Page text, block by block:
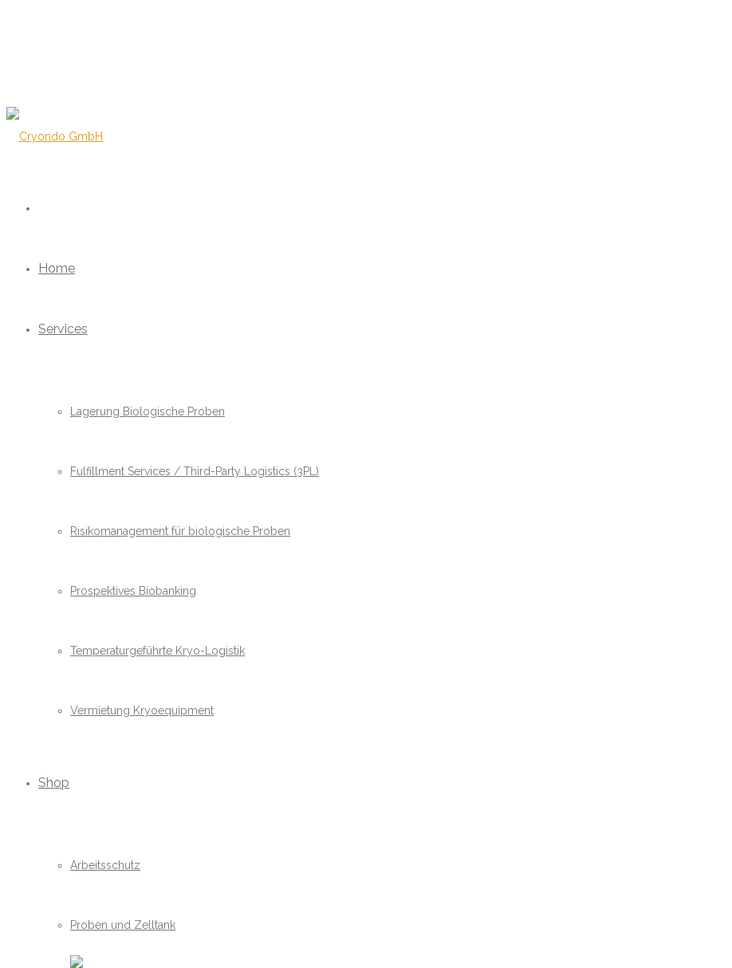
Home
Services
Lagerung Biologische Proben
Fulfillment Services / Third-Party Logistics (3PL)
Risikomanagement für biologische Proben
Prospektives Biobanking
Temperaturgeführte Kryo-Logistik
Vermietung Kryoequipment
Shop
Arbeitsschutz
Proben und Zelltank